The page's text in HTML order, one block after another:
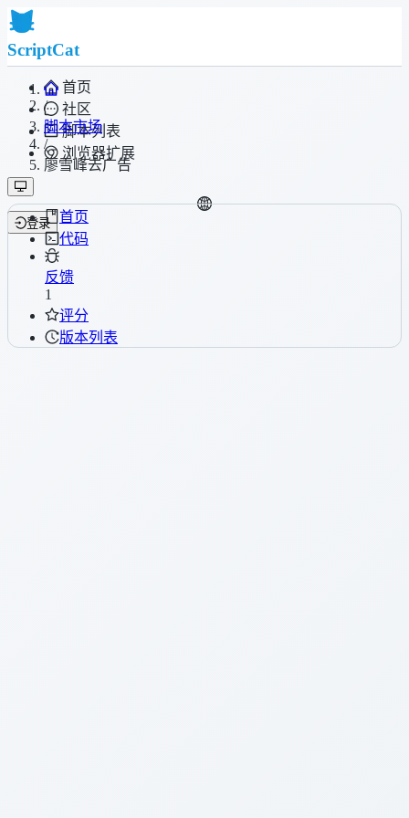
ScriptCat
首页
社区
脚本列表
浏览器扩展
登录
/
脚本市场
/
廖雪峰去广告
首页
代码
反馈
1
评分
版本列表